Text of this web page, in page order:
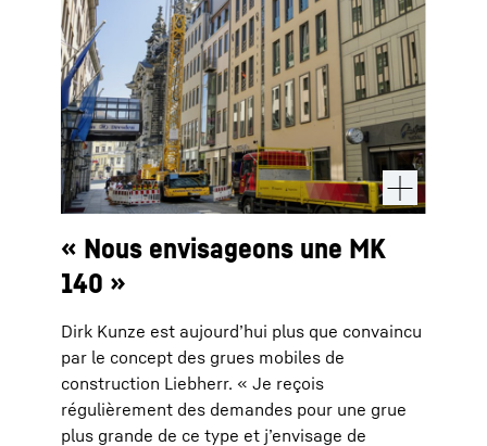
« Nous envisageons une MK
140 »
Dirk Kunze est aujourd’hui plus que convaincu
par le concept des grues mobiles de
construction Liebherr. « Je reçois
régulièrement des demandes pour une grue
plus grande de ce type et j’envisage de